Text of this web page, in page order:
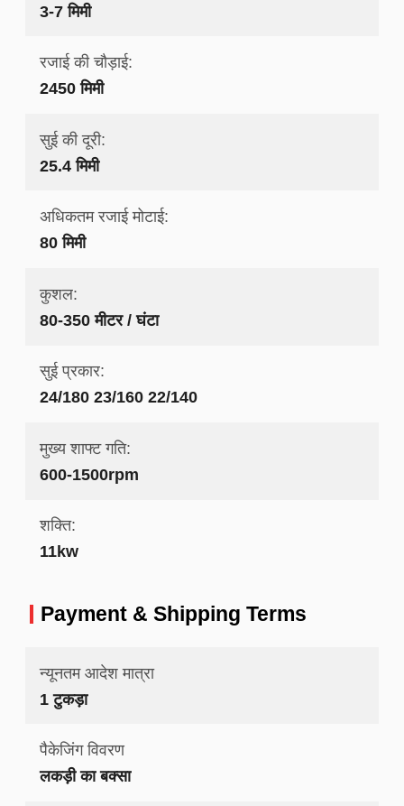
3-7 मिमी
रजाई की चौड़ाई:
2450 मिमी
सुई की दूरी:
25.4 मिमी
अधिकतम रजाई मोटाई:
80 मिमी
कुशल:
80-350 मीटर / घंटा
सुई प्रकार:
24/180 23/160 22/140
मुख्य शाफ्ट गति:
600-1500rpm
शक्ति:
11kw
Payment & Shipping Terms
न्यूनतम आदेश मात्रा
1 टुकड़ा
पैकेजिंग विवरण
लकड़ी का बक्सा